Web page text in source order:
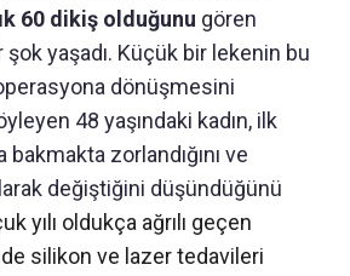
60 dikiş olduğunu gören
şok yaşadı. Küçük bir lekenin bu
dönüşmesini
48 yaşındaki kadın, ilk
zorlandığını ve
değiştiğini düşündüğünü
yılı oldukça ağrılı geçen
silikon ve lazer tedavileri